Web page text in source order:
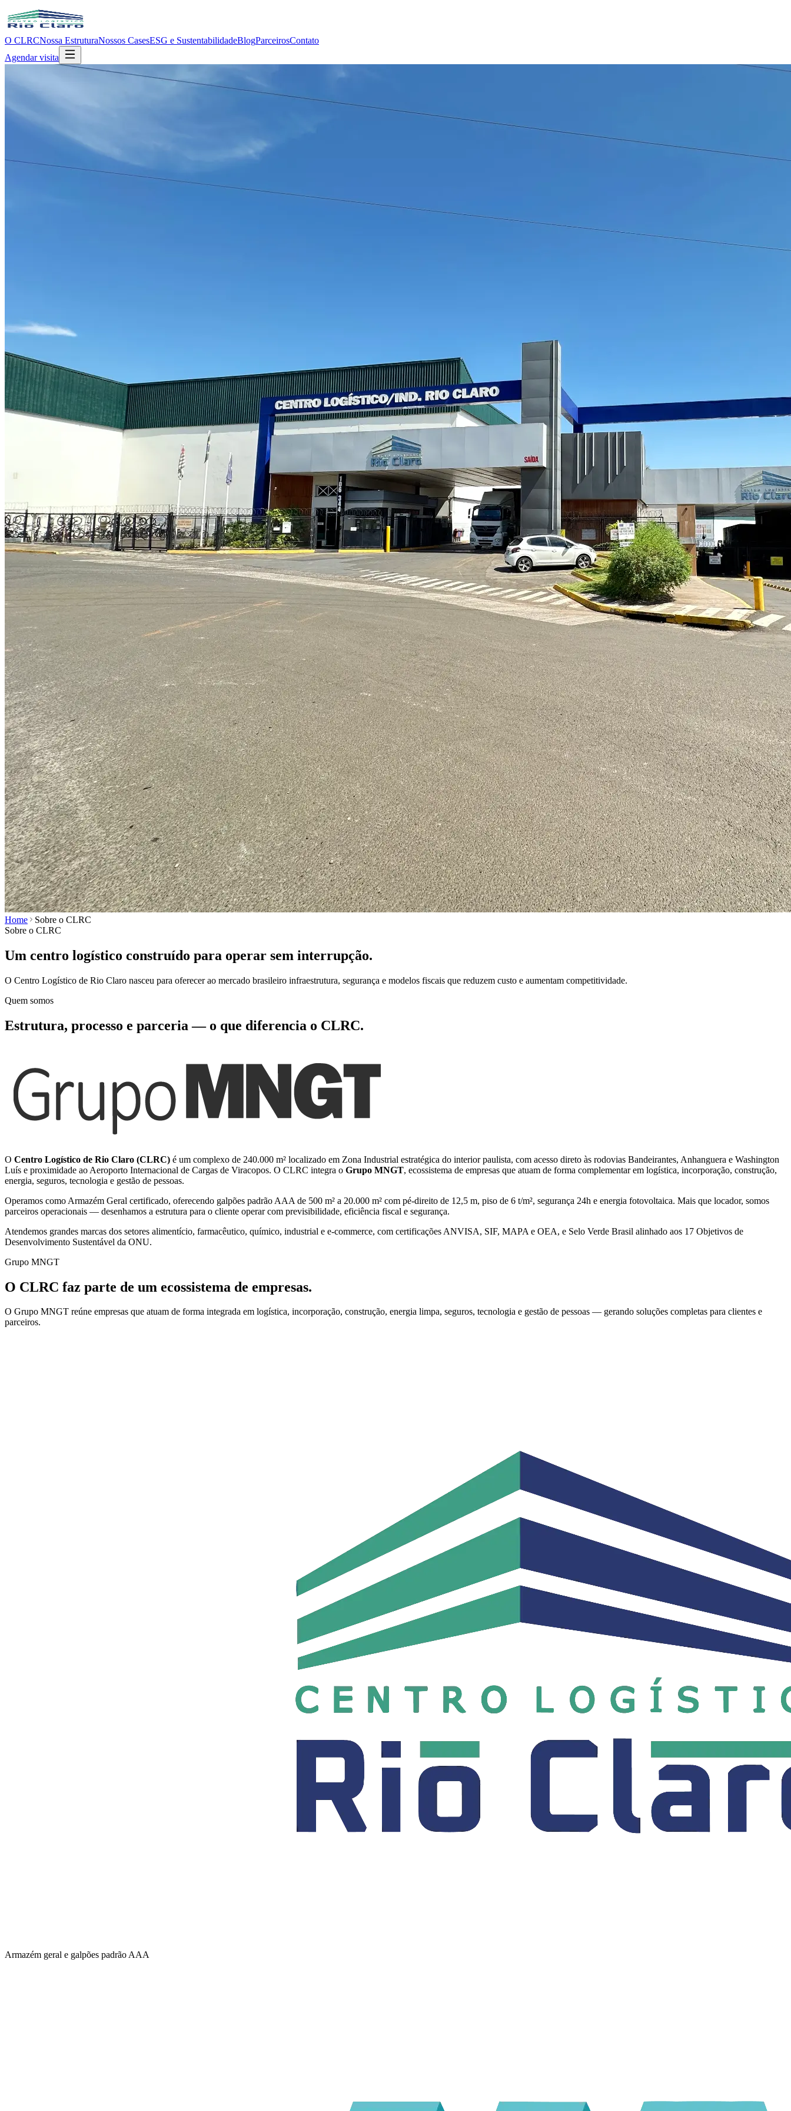
O CLRCNossa EstruturaNossos CasesESG e SustentabilidadeBlogParceirosContato
Agendar visita
Home
Sobre o CLRC
Sobre o CLRC
Um centro logístico construído para operar sem interrupção.
O Centro Logístico de Rio Claro nasceu para oferecer ao mercado brasileiro infraestrutura, segurança e modelos fiscais que reduzem custo e aumentam competitividade.
Quem somos
Estrutura, processo e parceria — o que diferencia o CLRC.
O Centro Logístico de Rio Claro (CLRC) é um complexo de 240.000 m² localizado em Zona Industrial estratégica do interior paulista, com acesso direto às rodovias Bandeirantes, Anhanguera e Washington
Luís e proximidade ao Aeroporto Internacional de Cargas de Viracopos. O CLRC integra o Grupo MNGT, ecossistema de empresas que atuam de forma complementar em logística, incorporação, construção,
energia, seguros, tecnologia e gestão de pessoas.
Operamos como Armazém Geral certificado, oferecendo galpões padrão AAA de 500 m² a 20.000 m² com pé-direito de 12,5 m, piso de 6 t/m², segurança 24h e energia fotovoltaica. Mais que locador, somos
parceiros operacionais — desenhamos a estrutura para o cliente operar com previsibilidade, eficiência fiscal e segurança.
Atendemos grandes marcas dos setores alimentício, farmacêutico, químico, industrial e e-commerce, com certificações ANVISA, SIF, MAPA e OEA, e Selo Verde Brasil alinhado aos 17 Objetivos de
Desenvolvimento Sustentável da ONU.
Grupo MNGT
O CLRC faz parte de um ecossistema de empresas.
O Grupo MNGT reúne empresas que atuam de forma integrada em logística, incorporação, construção, energia limpa, seguros, tecnologia e gestão de pessoas — gerando soluções completas para clientes e
parceiros.
Armazém geral e galpões padrão AAA